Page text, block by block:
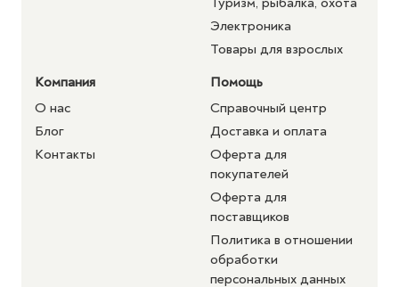
Электроника
Товары для взрослых
Компания
О нас
Блог
Контакты
Помощь
Справочный центр
Доставка и оплата
Оферта для
покупателей
Оферта для
поставщиков
Политика в отношении
обработки
персональных данных